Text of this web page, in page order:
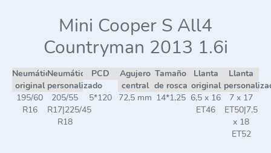
Mini Cooper S All4
Countryman 2013 1.6i
Neumático
original
Neumático
personalizado
PCD
Agujero
central
Tamaño
de rosca
Llanta
original
Llanta
195/60
R16
205/55
R17|225/45
R18
5*120 72,5 mm 14*1,25 6,5 x 16
ET46
7 x 17
ET50|7,5
x 18
ET52